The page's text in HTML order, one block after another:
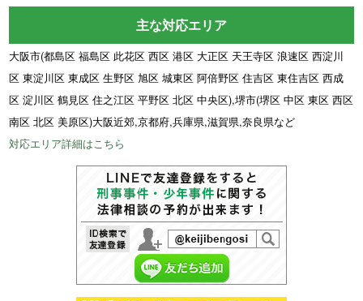
主な対応エリア
大阪市(都島区 福島区 此花区 西区 港区 大正区 天王寺区 浪速区 西淀川
区 東淀川区 東成区 生野区 旭区 城東区 阿倍野区 住吉区 東住吉区 西成
区 淀川区 鶴見区 住之江区 平野区 北区 中央区),堺市(堺区 中区 東区 西区
南区 北区 美原区)大阪近郊,京都府,兵庫県,滋賀県,奈良県など
対応エリア詳細はこちら